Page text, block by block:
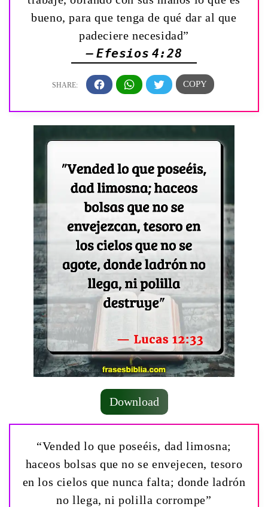
bueno, para que tenga de qué dar al que
padeciere necesidad”
— Efesios 4:28
Download
“Vended lo que poseéis, dad limosna;
haceos bolsas que no se envejecen, tesoro
en los cielos que nunca falta; donde ladrón
no llega, ni polilla corrompe”